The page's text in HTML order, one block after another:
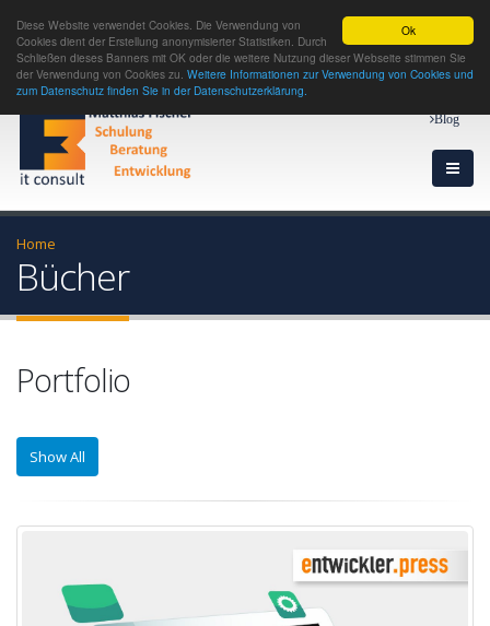
Ok
Diese Website verwendet Cookies. Die Verwendung von
Cookies dient der Erstellung anonymisierter Statistiken. Durch
Schließen dieses Banners mit OK oder die weitere Nutzung dieser Webseite stimmen Sie
der Verwendung von Cookies zu. Weitere Informationen zur Verwendung von Cookies und
zum Datenschutz finden Sie in der Datenschutzerklärung.
Blog
Home
Bücher
Portfolio
Show All